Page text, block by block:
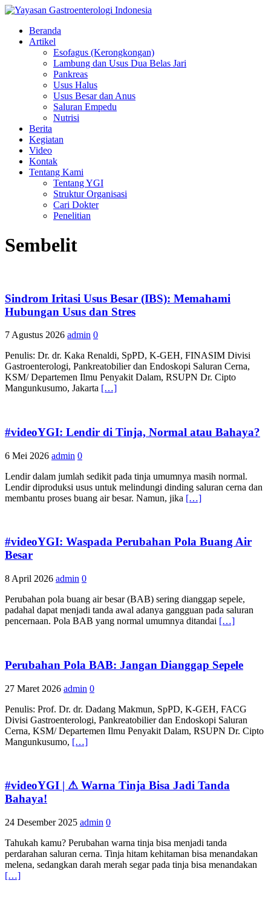
Beranda
Artikel
Esofagus (Kerongkongan)
Lambung dan Usus Dua Belas Jari
Pankreas
Usus Halus
Usus Besar dan Anus
Saluran Empedu
Nutrisi
Berita
Kegiatan
Video
Kontak
Tentang Kami
Tentang YGI
Struktur Organisasi
Cari Dokter
Penelitian
Sembelit
Sindrom Iritasi Usus Besar (IBS): Memahami
Hubungan Usus dan Stres
7 Agustus 2026 admin 0
Penulis: Dr. dr. Kaka Renaldi, SpPD, K-GEH, FINASIM Divisi
Gastroenterologi, Pankreatobilier dan Endoskopi Saluran Cerna,
KSM/ Departemen Ilmu Penyakit Dalam, RSUPN Dr. Cipto
Mangunkusumo, Jakarta […]
#videoYGI: Lendir di Tinja, Normal atau Bahaya?
6 Mei 2026 admin 0
Lendir dalam jumlah sedikit pada tinja umumnya masih normal.
Lendir diproduksi usus untuk melindungi dinding saluran cerna dan
membantu proses buang air besar. Namun, jika […]
#videoYGI: Waspada Perubahan Pola Buang Air
Besar
8 April 2026 admin 0
Perubahan pola buang air besar (BAB) sering dianggap sepele,
padahal dapat menjadi tanda awal adanya gangguan pada saluran
pencernaan. Pola BAB yang normal umumnya ditandai […]
Perubahan Pola BAB: Jangan Dianggap Sepele
27 Maret 2026 admin 0
Penulis: Prof. Dr. dr. Dadang Makmun, SpPD, K-GEH, FACG
Divisi Gastroenterologi, Pankreatobilier dan Endoskopi Saluran
Cerna, KSM/ Departemen Ilmu Penyakit Dalam, RSUPN Dr. Cipto
Mangunkusumo, […]
#videoYGI | ⚠ Warna Tinja Bisa Jadi Tanda
Bahaya!
24 Desember 2025 admin 0
Tahukah kamu? Perubahan warna tinja bisa menjadi tanda
perdarahan saluran cerna. Tinja hitam kehitaman bisa menandakan
melena, sedangkan darah merah segar pada tinja bisa menandakan
[…]